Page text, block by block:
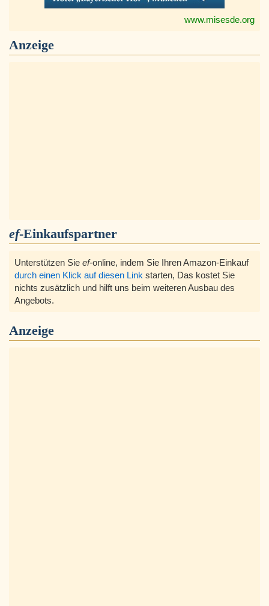
www.misesde.org
Anzeige
ef-Einkaufspartner
Unterstützen Sie ef-online, indem Sie Ihren Amazon-Einkauf
durch einen Klick auf diesen Link starten, Das kostet Sie
nichts zusätzlich und hilft uns beim weiteren Ausbau des
Angebots.
Anzeige